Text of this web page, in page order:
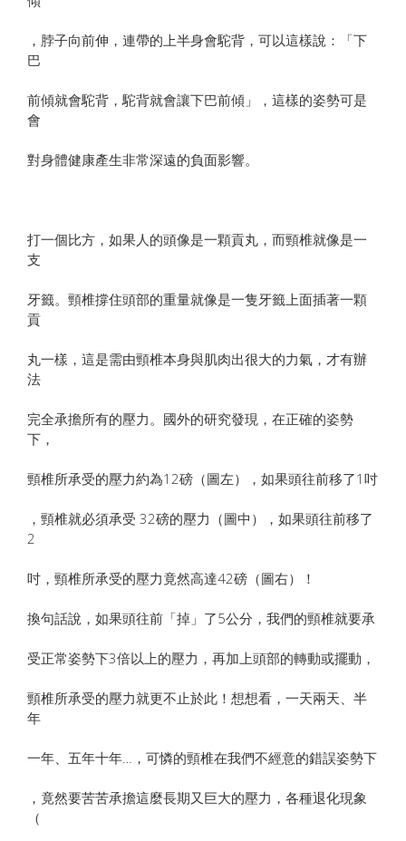
，脖子向前伸，連帶的上半身會駝背，可以這樣說：「下
巴
前傾就會駝背，駝背就會讓下巴前傾」，這樣的姿勢可是
會
對身體健康產生非常深遠的負面影響。
打一個比方，如果人的頭像是一顆貢丸，而頸椎就像是一
支
牙籤。頸椎撐住頭部的重量就像是一隻牙籤上面插著一顆
貢
丸一樣，這是需由頸椎本身與肌肉出很大的力氣，才有辦
法
完全承擔所有的壓力。國外的研究發現，在正確的姿勢
下，
頸椎所承受的壓力約為12磅（圖左），如果頭往前移了1吋
，頸椎就必須承受 32磅的壓力（圖中），如果頭往前移了
2
吋，頸椎所承受的壓力竟然高達42磅（圖右）！
換句話說，如果頭往前「掉」了5公分，我們的頸椎就要承
受正常姿勢下3倍以上的壓力，再加上頭部的轉動或擺動，
頸椎所承受的壓力就更不止於此！想想看，一天兩天、半
年
一年、五年十年…，可憐的頸椎在我們不經意的錯誤姿勢下
，竟然要苦苦承擔這麼長期又巨大的壓力，各種退化現象
（